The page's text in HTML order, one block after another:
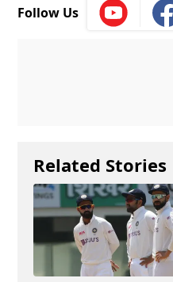
Follow Us
Related Stories